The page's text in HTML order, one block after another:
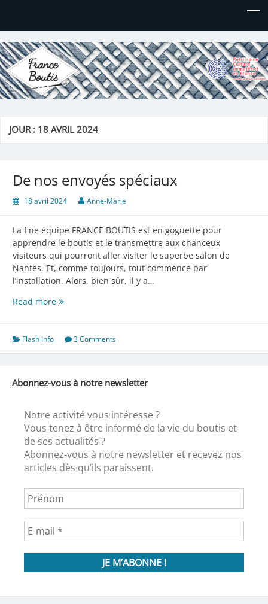
France Boutis
Le site de France Boutis
JOUR : 18 AVRIL 2024
De nos envoyés spéciaux
18 avril 2024 Anne-Marie
La fine équipe FRANCE BOUTIS est en goguette pour
apprendre le boutis et le transmettre aux chanceux
visiteurs qui pourront aller visiter le superbe salon de
Nantes. Et, comme toujours, tout commence par
l’installation. Alors, bien sûr, il y a…
Read moreDe
spéciaux
Flash Info 3 Comments
Abonnez-vous à notre newsletter
Notre activité vous intéresse ?
Vous tenez à être informé de la vie du boutis et
de ses actualités ?
Abonnez-vous à notre newsletter et recevez nos
articles dès qu’ils paraissent.